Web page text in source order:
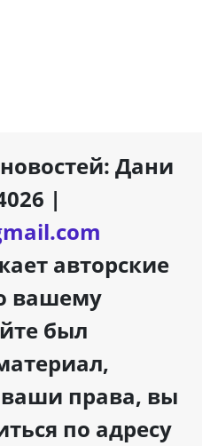
Дани
|
авторские
вашему
был
права, вы
по адресу